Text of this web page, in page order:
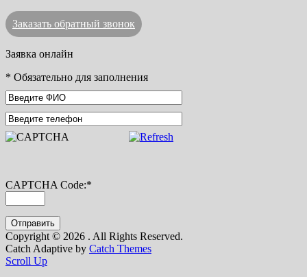
Заказать обратный звонок
Заявка онлайн
* Обязательно для заполнения
CAPTCHA Code:*
Copyright © 2026 . All Rights Reserved.
Catch Adaptive by Catch Themes
Scroll Up